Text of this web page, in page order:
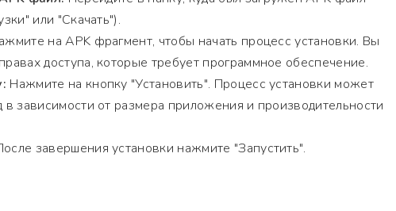
или "Скачать").
на APK фрагмент, чтобы начать процесс установки. Вы
доступа, которые требует программное обеспечение.
Нажмите на кнопку "Установить". Процесс установки может
в зависимости от размера приложения и производительности
завершения установки нажмите "Запустить".